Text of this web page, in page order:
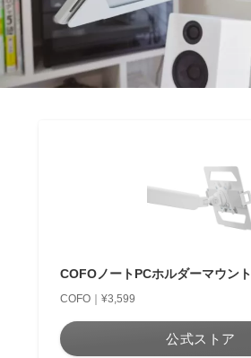
COFOノートPCホルダーマウント
COFO｜¥3,599
公式ストア